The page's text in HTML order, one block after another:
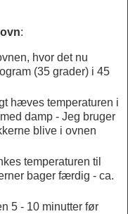
:
hvor det nu
(35 grader) i 45
hæves temperaturen i
damp - Jeg bruger
blive i ovnen
temperaturen til
bager færdig - ca.
5 - 10 minutter før